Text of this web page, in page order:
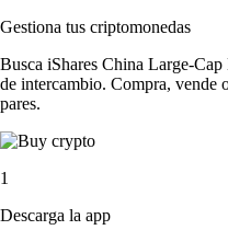
Gestiona tus criptomonedas
Busca iShares China Large-
de intercambio. Compra, vende
pares.
1
Descarga la app